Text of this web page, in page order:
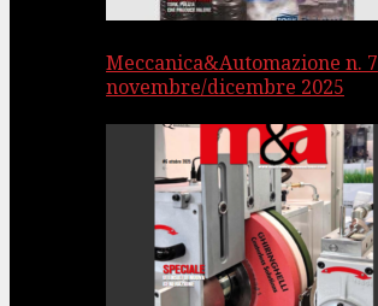
Meccanica&Automazione n. 7
novembre/dicembre 2025